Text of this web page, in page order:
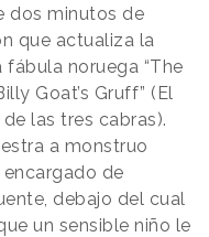
dos minutos de
que actualiza la
fábula noruega “The
Goat’s Gruff” (El
las tres cabras).
a monstruo
encargado de
debajo del cual
un sensible niño le